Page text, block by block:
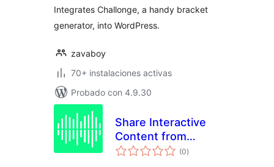
Integrates Challonge, a handy bracket
generator, into WordPress.
zavaboy
70+ instalaciones activas
Probado con 4.9.30
Share Interactive
Content from
Spotify – By (0valoraciones
en
)